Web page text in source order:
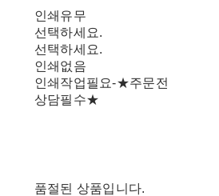
인쇄유무
선택하세요.
선택하세요.
인쇄없음
인쇄작업필요-★주문전
상담필수★
품절된 상품입니다.